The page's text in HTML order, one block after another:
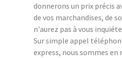
donnerons un prix précis
de vos marchandises, de
n'aurez pas à vous
Sur simple appel
express, nous sommes